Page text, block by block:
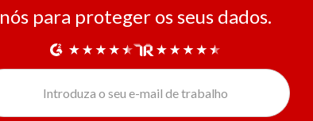
nós para proteger os seus dados.